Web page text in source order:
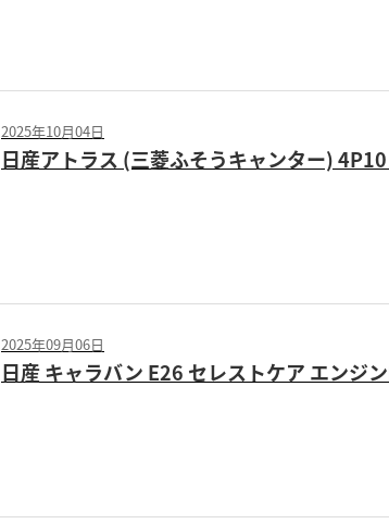
2025年10月04日
日産アトラス (三菱ふそうキャンター)
2025年09月06日
日産 キャラバン E26 セレストケア エンジ